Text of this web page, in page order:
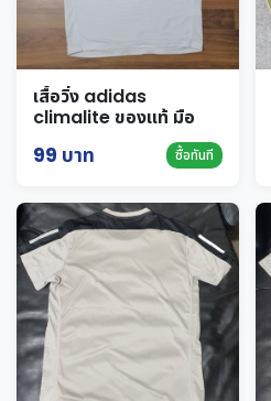
เสื้อวิ่ง adidas
climalite ของแท้ มือ
99 บาท ซื้อทันที